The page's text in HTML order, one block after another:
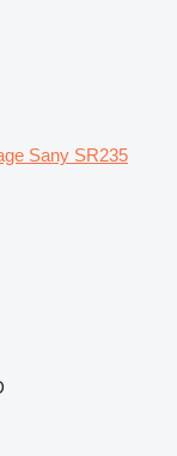
Sany SR235